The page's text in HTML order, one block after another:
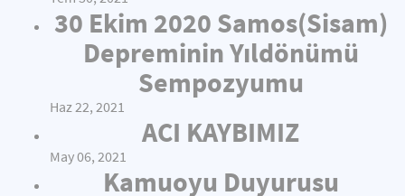
30 Ekim 2020 Samos(Sisam)
Depreminin Yıldönümü
Sempozyumu
Haz 22, 2021
ACI KAYBIMIZ
May 06, 2021
Kamuoyu Duyurusu